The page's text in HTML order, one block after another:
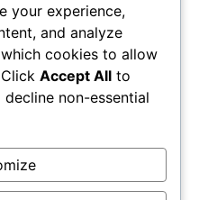
your experience,
and analyze
cookies to allow
Accept All to
decline non-essential